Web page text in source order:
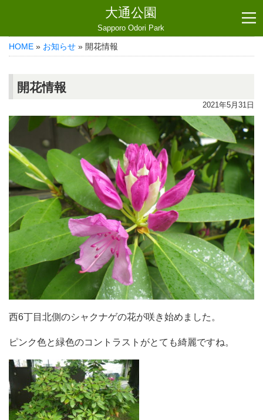
大通公園
Sapporo Odori Park
HOME » お知らせ » 開花情報
開花情報
2021年5月31日
西6丁目北側のシャクナゲの花が咲き始めました。
ピンク色と緑色のコントラストがとても綺麗ですね。